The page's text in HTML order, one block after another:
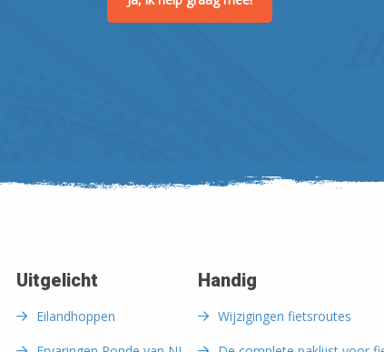
Uitgelicht
Eilandhoppen
Handig
Wijzigingen fietsroutes